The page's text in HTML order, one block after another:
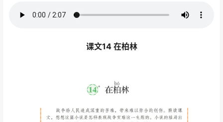
课文14 在柏林